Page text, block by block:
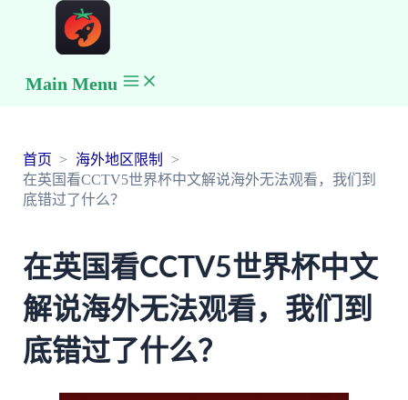
Main Menu
首页
海外地区限制
在英国看CCTV5世界杯中文解说海外无法观看，我们到
底错过了什么？
在英国看CCTV5世界杯中文
解说海外无法观看，我们到
底错过了什么？